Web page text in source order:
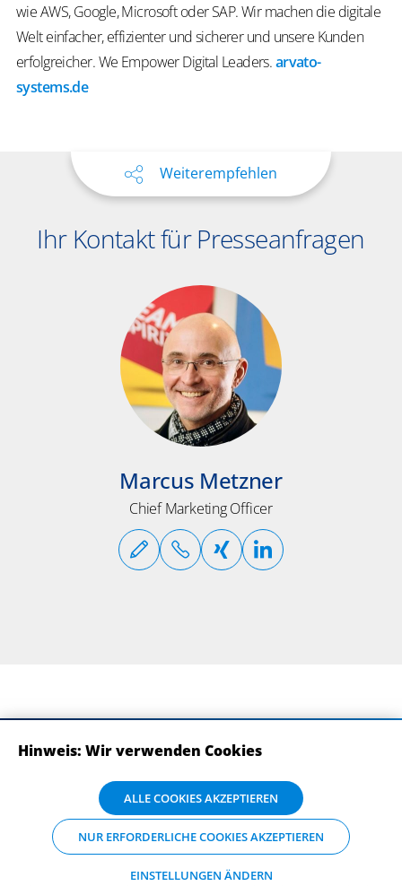
wie AWS, Google, Microsoft oder SAP. Wir machen die digitale
Welt einfacher, effizienter und sicherer und unsere Kunden
erfolgreicher.We EmpowerDigital Leaders.arvato-
systems.de
Weiterempfehlen
Ihr Kontakt für Presseanfragen
Marcus Metzner
Chief Marketing Officer
Hinweis: Wir verwenden Cookies
ALLE COOKIES AKZEPTIEREN
NUR ERFORDERLICHE COOKIES AKZEPTIEREN
EINSTELLUNGEN ÄNDERN
Wir verwenden Cookies auf dieser Website. Bitte stimmen Sie mit Klick
auf „Alle Cookies akzeptieren“ der Verarbeitung und Weitergabe Ihrer
Daten an Drittanbieter zu, damit wir Ihnen die bestmögliche
Nutzererfahrung auf unserer Website bieten können. Einzelheiten zu
den Arten der Cookies und ihrem Zweck finden Sie unter
„Einstellungen ändern“, wo sie auch Ihre bevorzugten Einstellungen